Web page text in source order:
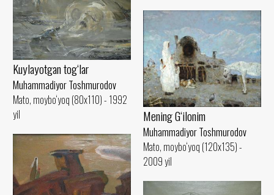
Kuylayotgan tog‘lar
Muhammadiyor Toshmurodov
Mato, moybo‘yoq (80x110) - 1992
yil
Mening G‘ilonim
Muhammadiyor Toshmurodov
Mato, moybo‘yoq (120x135) -
2009 yil